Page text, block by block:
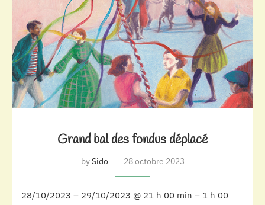
Grand bal des fondus déplacé
bySido 28 octobre 2023
28/10/2023 – 29/10/2023 @ 21 h 00 min – 1 h 00